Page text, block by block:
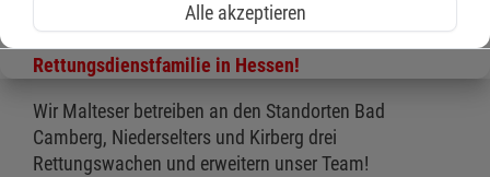
Retten ist für dich Teamsport?
Dann rette mit und werde Teil derMalteser
Rettungsdienstfamilie in Hessen!
Wir Malteser betreiben an den Standorten Bad
Camberg, Niederselters und Kirberg drei
Rettungswachen und erweitern unser Team!
Alle akzeptieren